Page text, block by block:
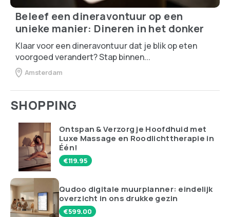
Beleef een dineravontuur op een
unieke manier: Dineren in het donker
Klaar voor een dineravontuur dat je blik op eten
voorgoed verandert? Stap binnen...
Amsterdam
SHOPPING
Ontspan & Verzorg je Hoofdhuid met
Luxe Massage en Roodlichttherapie in
Één!
€119.95
Qudoo digitale muurplanner: eindelijk
overzicht in ons drukke gezin
€599.00